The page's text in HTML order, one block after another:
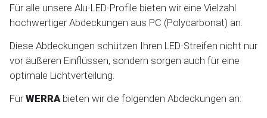
Für alle unsere Alu-LED-Profile bieten wir eine Vielzahl
hochwertiger Abdeckungen aus PC (Polycarbonat) an.
Diese Abdeckungen schützen Ihren LED-Streifen nicht nur
vor äußeren Einflüssen, sondern sorgen auch für eine
optimale Lichtverteilung.
Für WERRA bieten wir die folgenden Abdeckungen an: